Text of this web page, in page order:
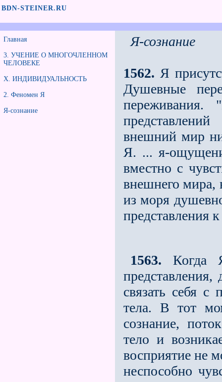
BDN-STEINER.RU
Главная
3. УЧЕНИЕ О МНОГОЧЛЕННОМ
ЧЕЛОВЕКЕ
Х. ИНДИВИДУАЛЬНОСТЬ
2. Феномен Я
Я-сознание
Я-сознание
1562. Я
Душевные
внешний мир
Я. ... я-
вместно с
внешнего мира,
из моря
представления
1563. Когда
связать себя
тела. В тот
сознание,
тело и
восприятие не
неспособно